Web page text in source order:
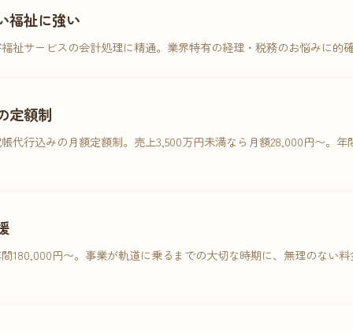
福祉に強い
祉サービスの会計処理に精通。業界特有の経理・税務のお悩みに的
定額制
代行込みの月額定額制。売上3,500万円未満なら月額28,000円〜。年
180,000円〜。事業が軌道に乗るまでの大切な時期に、無理のない料